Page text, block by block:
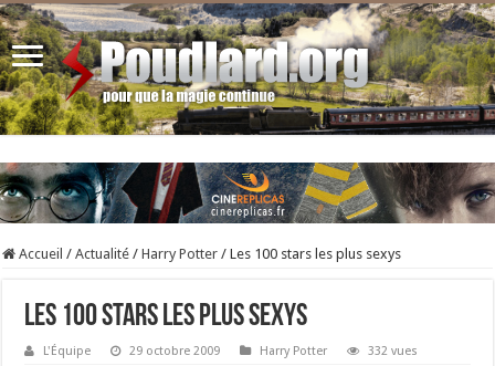
Accueil / Actualité / Harry Potter / Les 100 stars les plus sexys
Les 100 stars les plus sexys
L'Équipe 29 octobre 2009 Harry Potter 332 vues